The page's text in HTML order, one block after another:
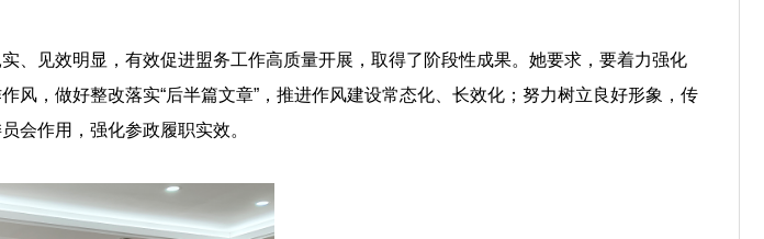
、见效明显，有效促进盟务工作高质量开展，取得了阶段性成果。她要求，要着力强化
，做好整改落实“后半篇文章”，推进作风建设常态化、长效化；努力树立良好形象，传
会作用，强化参政履职实效。